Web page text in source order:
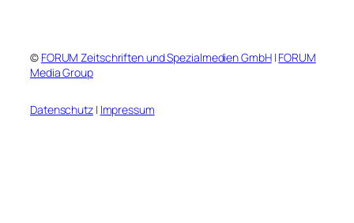
© FORUM Zeitschriften und Spezialmedien GmbH| FORUM
Media Group
Datenschutz| Impressum